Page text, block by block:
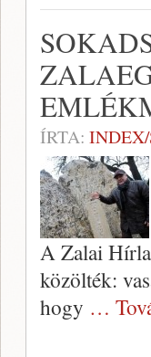
ÍRTA:
A Zalai
közölték:
hogy …